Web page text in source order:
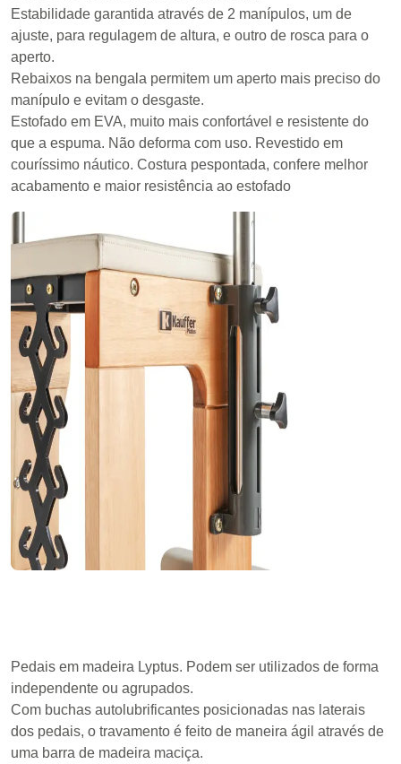
Estabilidade garantida através de 2 manípulos, um de
ajuste, para regulagem de altura, e outro de rosca para o
aperto.
Rebaixos na bengala permitem um aperto mais preciso do
manípulo e evitam o desgaste.
Estofado em EVA, muito mais confortável e resistente do
que a espuma. Não deforma com uso. Revestido em
couríssimo náutico. Costura pespontada, confere melhor
acabamento e maior resistência ao estofado
Pedais em madeira Lyptus. Podem ser utilizados de forma
independente ou agrupados.
Com buchas autolubrificantes posicionadas nas laterais
dos pedais, o travamento é feito de maneira ágil através de
uma barra de madeira maciça.